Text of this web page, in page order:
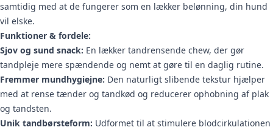
samtidig med at de fungerer som en lækker belønning, din hund
vil elske.
Funktioner & fordele:
Sjov og sund snack: En lækker tandrensende chew, der gør
tandpleje mere spændende og nemt at gøre til en daglig rutine.
Fremmer mundhygiejne: Den naturligt slibende tekstur hjælper
med at rense tænder og tandkød og reducerer ophobning af plak
og tandsten.
Unik tandbørsteform: Udformet til at stimulere blodcirkulationen